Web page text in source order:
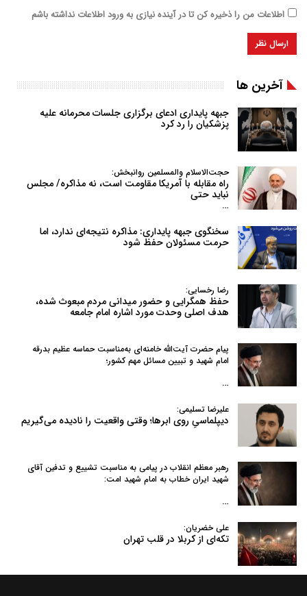
اطلاعات من را ذخیره کن تا در آینده نیازی به ورود اطلاعات نداشته باشم
آخرین ها
جبهه پایداری ادعای برگزاری جلسات محرمانه علیه
پزشکیان را رد کرد
حجت‌الاسلام والمسلمین روانبخش:
راه مقابله با آمریکا مقاومت است، نه مذاکره/ مجلس
نباید حتی
…
سخنگوی جبهه پایداری: مذاکره نتیجه‌ای ندارد، اما
حرمت مسئولان حفظ شود
رضا رخسایی:
حفظ همگرایی و حضور میدانی مردم مبعوث شده،
هدف اصلی وحدت مورد اشاره امام جامعه
پیام حضرت آیت‌الله خامنه‌ای به‌مناسبت حماسه عظیم بدرقه
امام شهید و تبیین مسائل مهم کشور؛
…
علیرضا تسلیمی:
دیپلماسیِ روی ابرها؛ وقتی واقعیت را نادیده می‌گیریم
رهبر معظم انقلاب در پیامی به‌ مناسبت تشییع و تدفین آقای
شهید ایران خطاب به امام شهید امت:
…
علی خضریان:
تکه‌ای از کربلا در قلب تهران